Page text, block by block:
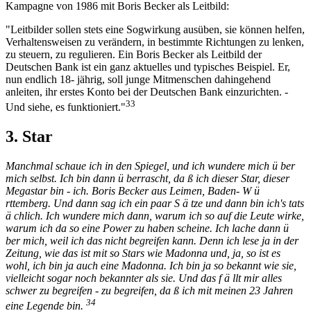
Kampagne von 1986 mit Boris Becker als Leitbild:
"Leitbilder sollen stets eine Sogwirkung ausüben, sie können helfen,
Verhaltensweisen zu verändern, in bestimmte Richtungen zu lenken,
zu steuern, zu regulieren. Ein Boris Becker als Leitbild der
Deutschen Bank ist ein ganz aktuelles und typisches Beispiel. Er,
nun endlich 18- jährig, soll junge Mitmenschen dahingehend
anleiten, ihr erstes Konto bei der Deutschen Bank einzurichten. -
Und siehe, es funktioniert."33
3. Star
Manchmal schaue ich in den Spiegel, und ich wundere mich ü ber
mich selbst. Ich bin dann ü berrascht, da ß ich dieser Star, dieser
Megastar bin - ich. Boris Becker aus Leimen, Baden- W ü
rttemberg. Und dann sag ich ein paar S ä tze und dann bin ich's tats
ä chlich. Ich wundere mich dann, warum ich so auf die Leute wirke,
warum ich da so eine Power zu haben scheine. Ich lache dann ü
ber mich, weil ich das nicht begreifen kann. Denn ich lese ja in der
Zeitung, wie das ist mit so Stars wie Madonna und, ja, so ist es
wohl, ich bin ja auch eine Madonna. Ich bin ja so bekannt wie sie,
vielleicht sogar noch bekannter als sie. Und das f ä llt mir alles
schwer zu begreifen - zu begreifen, da ß ich mit meinen 23 Jahren
eine Legende bin. 34